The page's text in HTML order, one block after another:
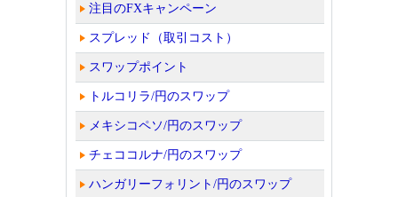
注目のFXキャンペーン
スプレッド（取引コスト）
スワップポイント
トルコリラ/円のスワップ
メキシコペソ/円のスワップ
チェココルナ/円のスワップ
ハンガリーフォリント/円のスワップ